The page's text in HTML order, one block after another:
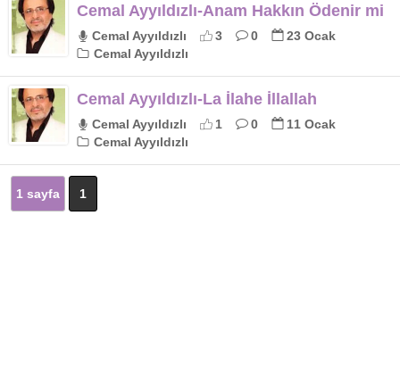
Cemal Ayyıldızlı-Anam Hakkın Ödenir mi
Cemal Ayyıldızlı 3 0
23 Ocak
Cemal Ayyıldızlı
Cemal Ayyıldızlı-La İlahe İllallah
Cemal Ayyıldızlı 1 0
11 Ocak
Cemal Ayyıldızlı
1 sayfa 1